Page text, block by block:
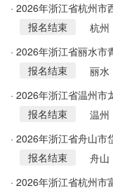
· 2026年浙江省杭州
党务工作者招考28人公告
报名结束
杭州
· 2026年浙江省丽水
名公告报名结束
丽水
· 2026年浙江省温州
公告报名结束
温州
· 2026年浙江省舟山
职网格员3人公告
报名结束
舟山
· 2026年浙江省杭州